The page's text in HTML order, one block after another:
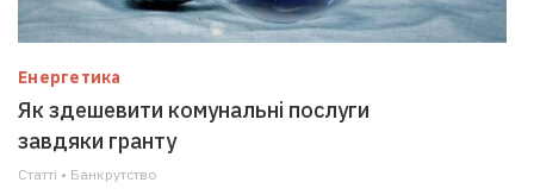
Енергетика
Як здешевити комунальні послуги
завдяки гранту
Статті • Банкрутство